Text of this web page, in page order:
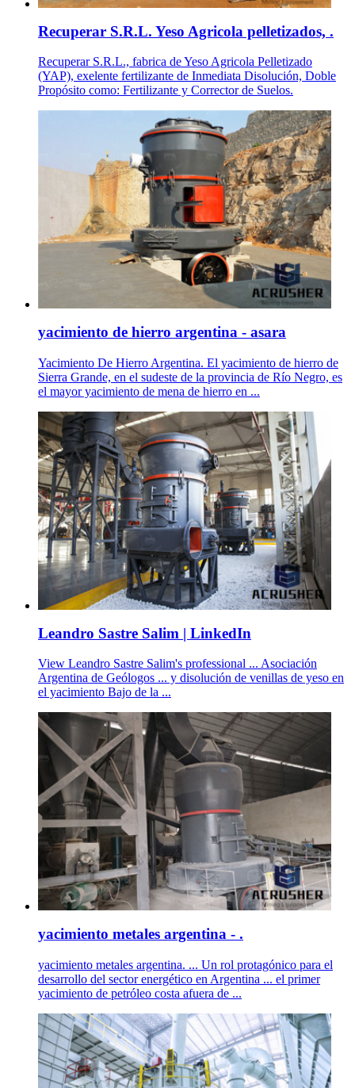
Recuperar S.R.L. Yeso Agricola pelletizados, .
Recuperar S.R.L., fabrica de Yeso Agricola Pelletizado
(YAP), exelente fertilizante de Inmediata Disolución, Doble
Propósito como: Fertilizante y Corrector de Suelos.
yacimiento de hierro argentina - asara
Yacimiento De Hierro Argentina. El yacimiento de hierro de
Sierra Grande, en el sudeste de la provincia de Río Negro, es
el mayor yacimiento de mena de hierro en ...
Leandro Sastre Salim | LinkedIn
View Leandro Sastre Salim's professional ... Asociación
Argentina de Geólogos ... y disolución de venillas de yeso en
el yacimiento Bajo de la ...
yacimiento metales argentina - .
yacimiento metales argentina. ... Un rol protagónico para el
desarrollo del sector energético en Argentina ... el primer
yacimiento de petróleo costa afuera de ...